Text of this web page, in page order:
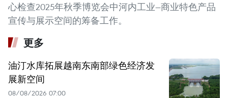
心检查2025年秋季博览会中河内工业—商业特色产品
宣传与展示空间的筹备工作。
更多
油汀水库拓展越南东南部绿色经济发
展新空间
08/08/2026 07:00